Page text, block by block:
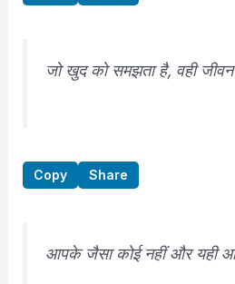
जो खुद को समझता है, वही
Copy Share
आपके जैसा कोई नहीं और यही